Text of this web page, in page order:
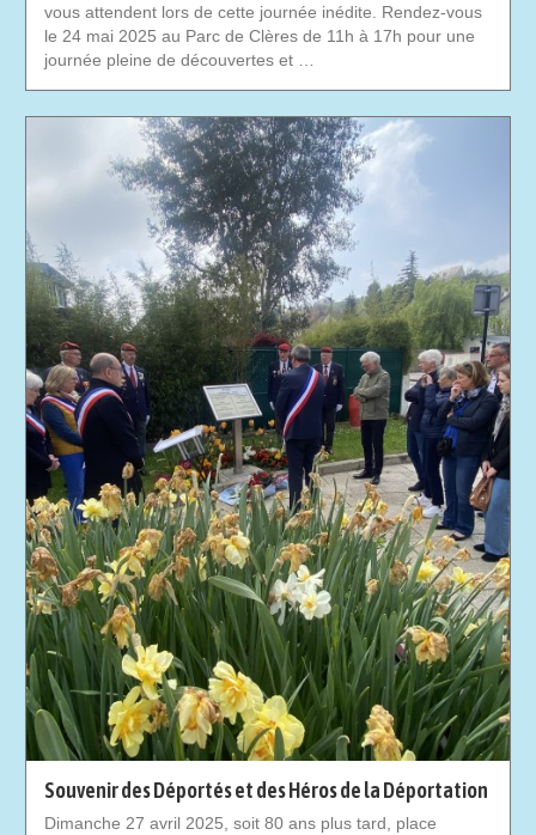
vous attendent lors de cette journée inédite. Rendez-vous
le 24 mai 2025 au Parc de Clères de 11h à 17h pour une
journée pleine de découvertes et …
Souvenir des Déportés et des Héros de la Déportation
Dimanche 27 avril 2025, soit 80 ans plus tard, place